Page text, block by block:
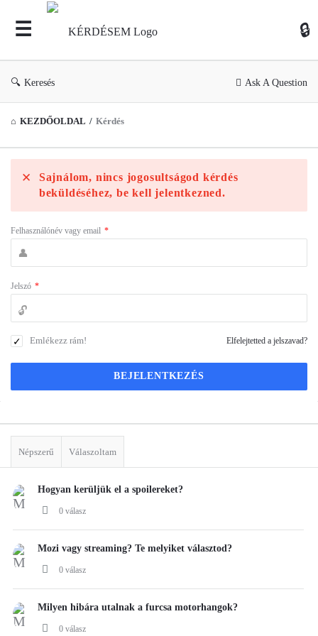
Keresés Ask A Question
KEZDŐOLDAL / Kérdés
Sajnálom, nincs jogosultságod kérdés
beküldéséhez, be kell jelentkezned.
Felhasználónév vagy email *
Jelszó *
Emlékezz rám! Elfelejtetted a jelszavad?
Stats
Népszerű Válaszoltam
Hogyan kerüljük el a spoilereket?
0 válasz
Mozi vagy streaming? Te melyiket választod?
0 válasz
Milyen hibára utalnak a furcsa motorhangok?
0 válasz